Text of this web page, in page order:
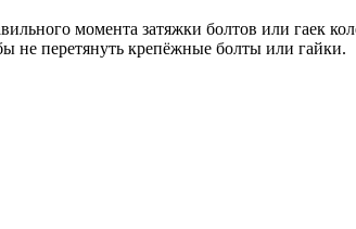
момента затяжки болтов или гаек
не перетянуть крепёжные болты или гайки.